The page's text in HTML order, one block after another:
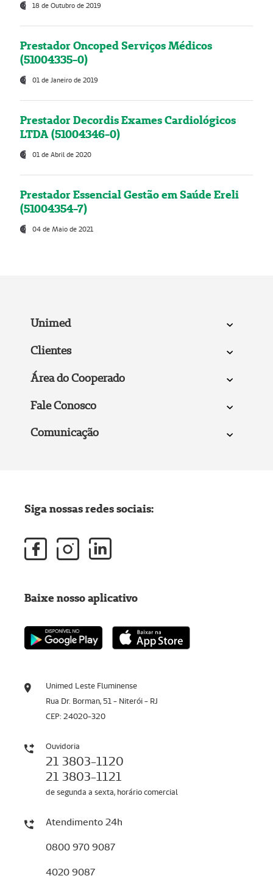
18 de Outubro de 2019
Prestador Oncoped Serviços Médicos
(51004335-0)
01 de Janeiro de 2019
Prestador Decordis Exames Cardiológicos
LTDA (51004346-0)
01 de Abril de 2020
Prestador Essencial Gestão em Saúde Ereli
(51004354-7)
04 de Maio de 2021
Unimed
Clientes
Área do Cooperado
Fale Conosco
Comunicação
Unimed Leste Fluminense
Rua Dr. Borman, 51 - Niterói - RJ
CEP: 24020-320
Ouvidoria
21 3803-1120
21 3803-1121
de segunda a sexta, horário comercial
Atendimento 24h
0800 970 9087
4020 9087
Siga nossas redes sociais:
Baixe nosso aplicativo